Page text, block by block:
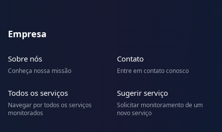
Empresa
Sobre nós
Conheça nossa missão
Contato
Entre em contato conosco
Todos os serviços
Navegar por todos os serviços
monitorados
Sugerir serviço
Solicitar monitoramento de um
novo serviço